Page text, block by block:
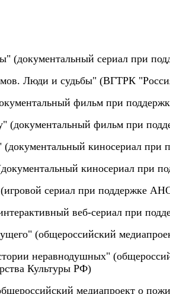
(документальный сериал при
Люди и судьбы" (ВГТРК
фильм при
(документальный фильм при
киносериал при
киносериал при
сериал при поддержке
веб-сериал при
(общероссийский
неравнодушных"
Культуры РФ)
медиапроект о